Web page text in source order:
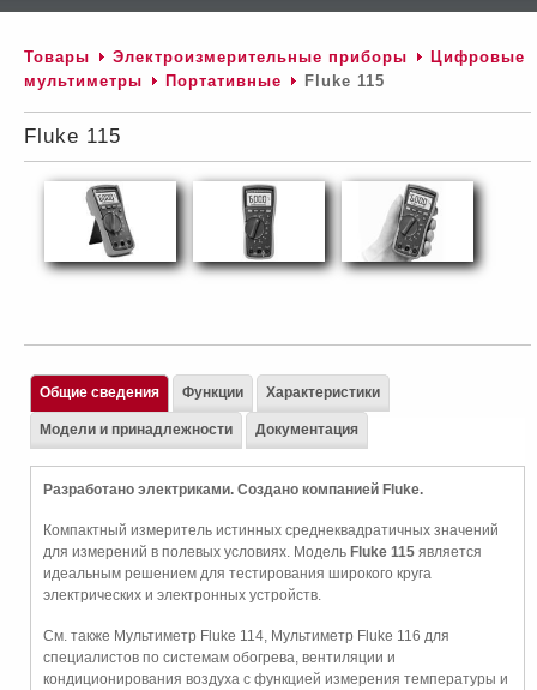
Товары Электроизмерительные приборы
Цифровые
мультиметры
Портативные Fluke 115
Fluke 115
Общие сведения
Разработано электриками. Создано компанией Fluke.
Компактный измеритель истинных среднеквадратичных значений
для измерений в полевых условиях. Модель Fluke 115 является
идеальным решением для тестирования широкого круга
электрических и электронных устройств.
См. также Мультиметр Fluke 114, Мультиметр Fluke 116 для
специалистов по системам обогрева, вентиляции и
кондиционирования воздуха с функцией измерения температуры и
Функции Характеристики
Модели и принадлежности Документация